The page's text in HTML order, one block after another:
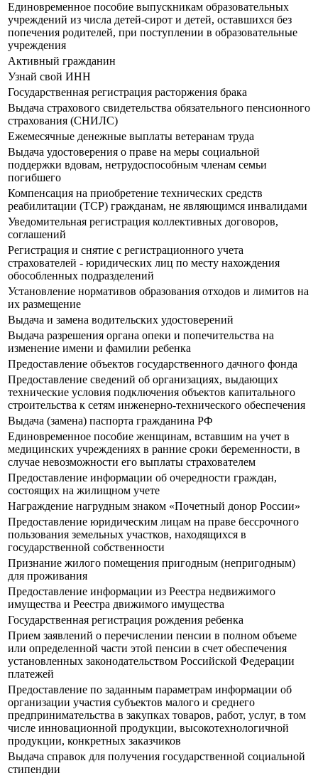
Единовременное пособие выпускникам образовательных
учреждений из числа детей-сирот и детей, оставшихся без
попечения родителей, при поступлении в образовательные
учреждения
Активный гражданин
Узнай свой ИНН
Государственная регистрация расторжения брака
Выдача страхового свидетельства обязательного пенсионного
страхования (СНИЛС)
Ежемесячные денежные выплаты ветеранам труда
Выдача удостоверения о праве на меры социальной
поддержки вдовам, нетрудоспособным членам семьи
погибшего
Компенсация на приобретение технических средств
реабилитации (ТСР) гражданам, не являющимся инвалидами
Уведомительная регистрация коллективных договоров,
соглашений
Регистрация и снятие с регистрационного учета
страхователей - юридических лиц по месту нахождения
обособленных подразделений
Установление нормативов образования отходов и лимитов на
их размещение
Выдача и замена водительских удостоверений
Выдача разрешения органа опеки и попечительства на
изменение имени и фамилии ребенка
Предоставление объектов государственного дачного фонда
Предоставление сведений об организациях, выдающих
технические условия подключения объектов капитального
строительства к сетям инженерно-технического обеспечения
Выдача (замена) паспорта гражданина РФ
Единовременное пособие женщинам, вставшим на учет в
медицинских учреждениях в ранние сроки беременности, в
случае невозможности его выплаты страхователем
Предоставление информации об очередности граждан,
состоящих на жилищном учете
Награждение нагрудным знаком «Почетный донор России»
Предоставление юридическим лицам на праве бессрочного
пользования земельных участков, находящихся в
государственной собственности
Признание жилого помещения пригодным (непригодным)
для проживания
Предоставление информации из Реестра недвижимого
имущества и Реестра движимого имущества
Государственная регистрация рождения ребенка
Прием заявлений о перечислении пенсии в полном объеме
или определенной части этой пенсии в счет обеспечения
установленных законодательством Российской Федерации
платежей
Предоставление по заданным параметрам информации об
организации участия субъектов малого и среднего
предпринимательства в закупках товаров, работ, услуг, в том
числе инновационной продукции, высокотехнологичной
продукции, конкретных заказчиков
Выдача справок для получения государственной социальной
стипендии